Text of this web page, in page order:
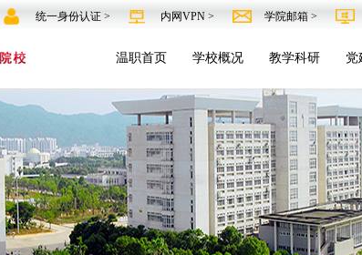
统一身份认证 > 内网VPN > 学院邮箱 >
温职首页 学校概况 教学科研 党